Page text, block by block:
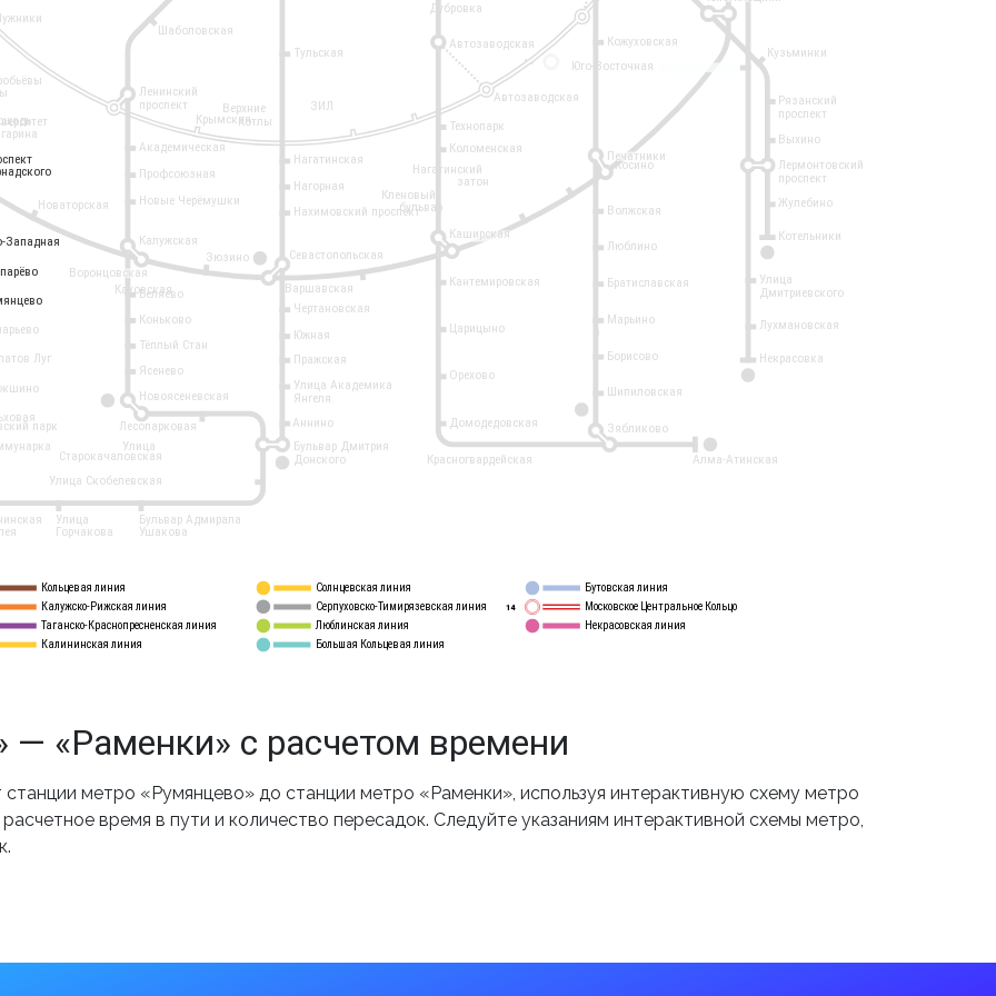
Кольцевая линия
Калужско-Рижская линия
Таганско-Краснопресненская линия
Калининская линия
Солнцевская линия
Серпуховско-Тимирязевская линия
Люблинская линия
Бутовская линия
Московское Центральное Кольцо
Большая Кольцевая линия
Некрасовская линия
14
2
11
14
Академическая
Профсоюзная
Новые Черёмушки
Калужская
Беляево
Коньково
Тёплый Стан
Ясенево
Новоясеневская
Нагатинская
Нагорная
Нахимовский проспект
Севастопольская
Чертановская
Южная
Пражская
Улица Академика
Янгеля
ЗИЛ
Верхние
Котлы
Крымская
Кузьминки
Рязанский
проспект
Выхино
Лермонтовский
проспект
Жулебино
Котельники
Кожуховская
Печатники
Волжская
Люблино
Братиславская
Марьино
Борисово
Шипиловская
Зябликово
Технопарк
Коломенская
Каширская
Кантемировская
Царицыно
Орехово
Домодедовская
Красногвардейская Алма-Атинская
Ленинский
проспект
Шаболовская
Аннино
Бульвар Дмитрия
Донского
Западная
Варшавская
Тульская
парк Лесопарковая
Улица
Старокачаловская
Улица Скобелевская
Бульвар Адмирала
Ушакова
Улица
Горчакова
Дубровка
Автозаводская
Каховская
Улица
Дмитриевского
Лухмановская
Некрасовка
Косино
Луг
Новаторская
Зюзино
Воронцовская
Автозаводская
Юго-Восточная
Кленовый
бульвар
Нагатинский
затон
Западная
«Раменки» с расчетом времени
метро «Румянцево» до станции метро «Раменки», используя интерактивную схему метро
время в пути и количество пересадок. Следуйте указаниям интерактивной схемы метро,